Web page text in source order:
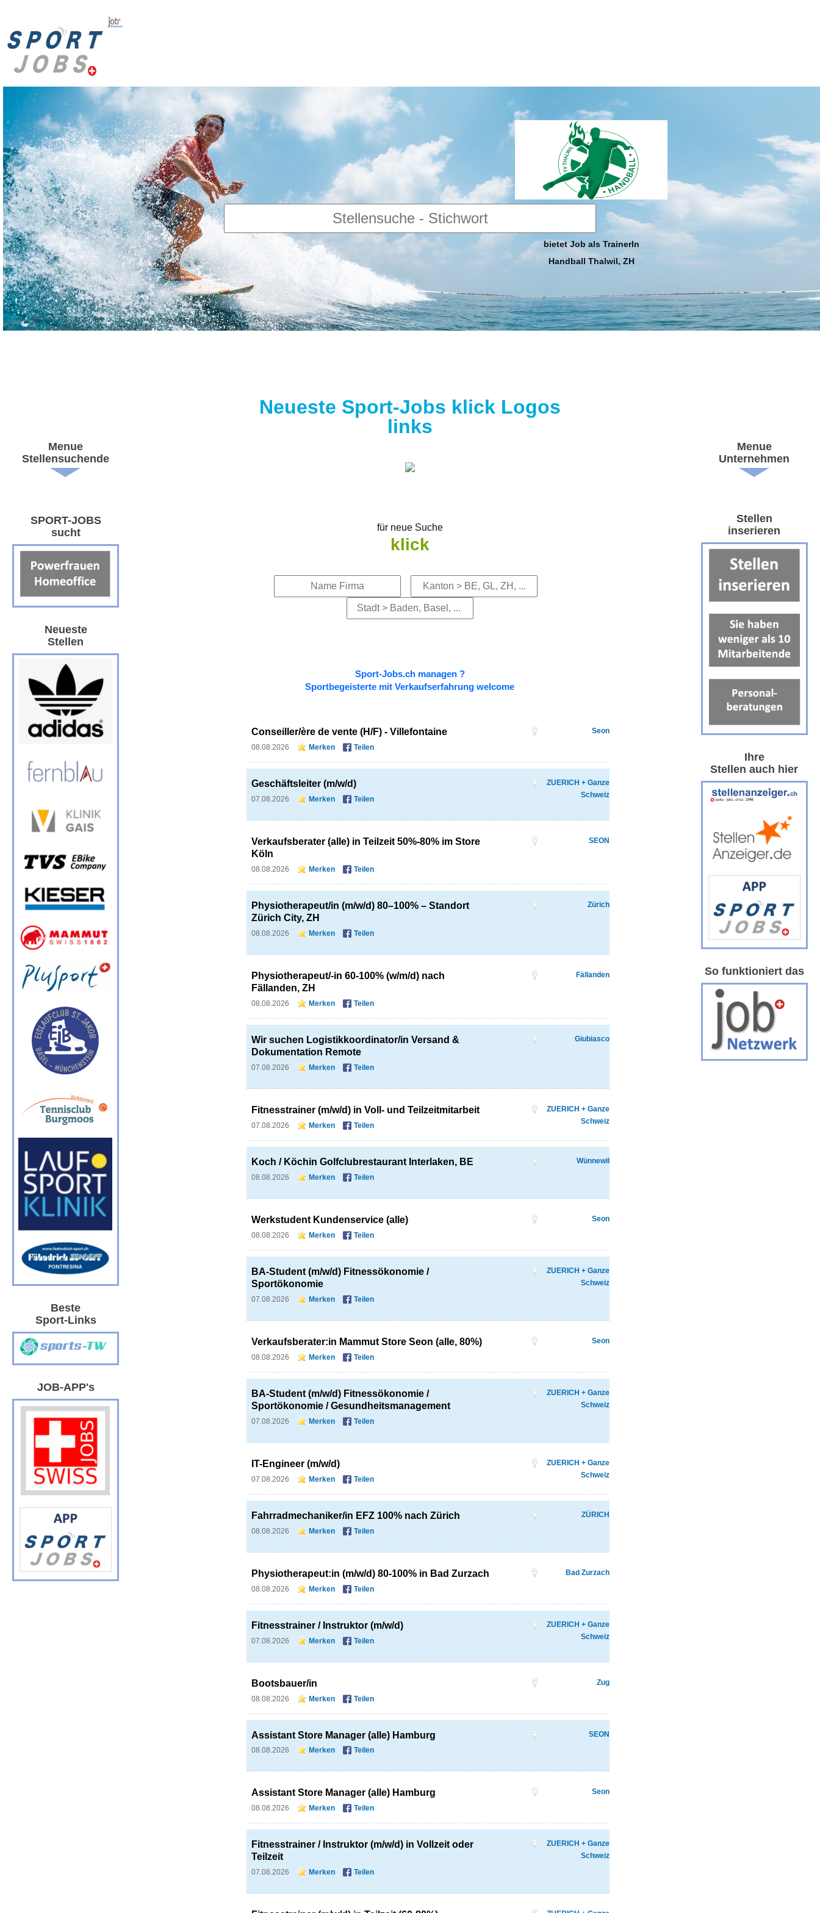
bietet Job als TrainerIn
Handball Thalwil, ZH
Menue
Stellensuchende
SPORT-JOBS
sucht
Neueste
Stellen
Beste
Sport-Links
JOB-APP's
Neueste Sport-Jobs klick Logos
links
für neue Suche
klick
Sport-Jobs.ch managen ?
Sportbegeisterte mit Verkaufserfahrung welcome
Conseiller/ère de vente (H/F) - Villefontaine
08.08.2026 Merken Teilen
Seon
Geschäftsleiter (m/w/d)
07.08.2026 Merken Teilen
ZUERICH + Ganze
Schweiz
Verkaufsberater (alle) in Teilzeit 50%-80% im Store
Köln
08.08.2026 Merken Teilen
SEON
Physiotherapeut/in (m/w/d) 80–100% – Standort
Zürich City, ZH
08.08.2026 Merken Teilen
Zürich
Physiotherapeut/-in 60-100% (w/m/d) nach
Fällanden, ZH
08.08.2026 Merken Teilen
Fällanden
Wir suchen Logistikkoordinator/in Versand &
Dokumentation Remote
07.08.2026 Merken Teilen
Giubiasco
Fitnesstrainer (m/w/d) in Voll- und Teilzeitmitarbeit
07.08.2026 Merken Teilen
ZUERICH + Ganze
Schweiz
Koch / Köchin Golfclubrestaurant Interlaken, BE
08.08.2026 Merken Teilen
Wünnewil
Werkstudent Kundenservice (alle)
08.08.2026 Merken Teilen
Seon
BA-Student (m/w/d) Fitnessökonomie /
Sportökonomie
07.08.2026 Merken Teilen
ZUERICH + Ganze
Schweiz
Verkaufsberater:in Mammut Store Seon (alle, 80%)
08.08.2026 Merken Teilen
Seon
BA-Student (m/w/d) Fitnessökonomie /
Sportökonomie / Gesundheitsmanagement
07.08.2026 Merken Teilen
ZUERICH + Ganze
Schweiz
IT-Engineer (m/w/d)
07.08.2026 Merken Teilen
ZUERICH + Ganze
Schweiz
Fahrradmechaniker/in EFZ 100% nach Zürich
08.08.2026 Merken Teilen
ZÜRICH
Physiotherapeut:in (m/w/d) 80-100% in Bad Zurzach
08.08.2026 Merken Teilen
Bad Zurzach
Fitnesstrainer / Instruktor (m/w/d)
07.08.2026 Merken Teilen
ZUERICH + Ganze
Schweiz
Bootsbauer/in
08.08.2026 Merken Teilen
Zug
Assistant Store Manager (alle) Hamburg
08.08.2026 Merken Teilen
SEON
Assistant Store Manager (alle) Hamburg
08.08.2026 Merken Teilen
Seon
Fitnesstrainer / Instruktor (m/w/d) in Vollzeit oder
Teilzeit
07.08.2026 Merken Teilen
ZUERICH + Ganze
Schweiz
Menue
Unternehmen
Stellen
inserieren
Ihre
Stellen auch hier
So funktioniert das